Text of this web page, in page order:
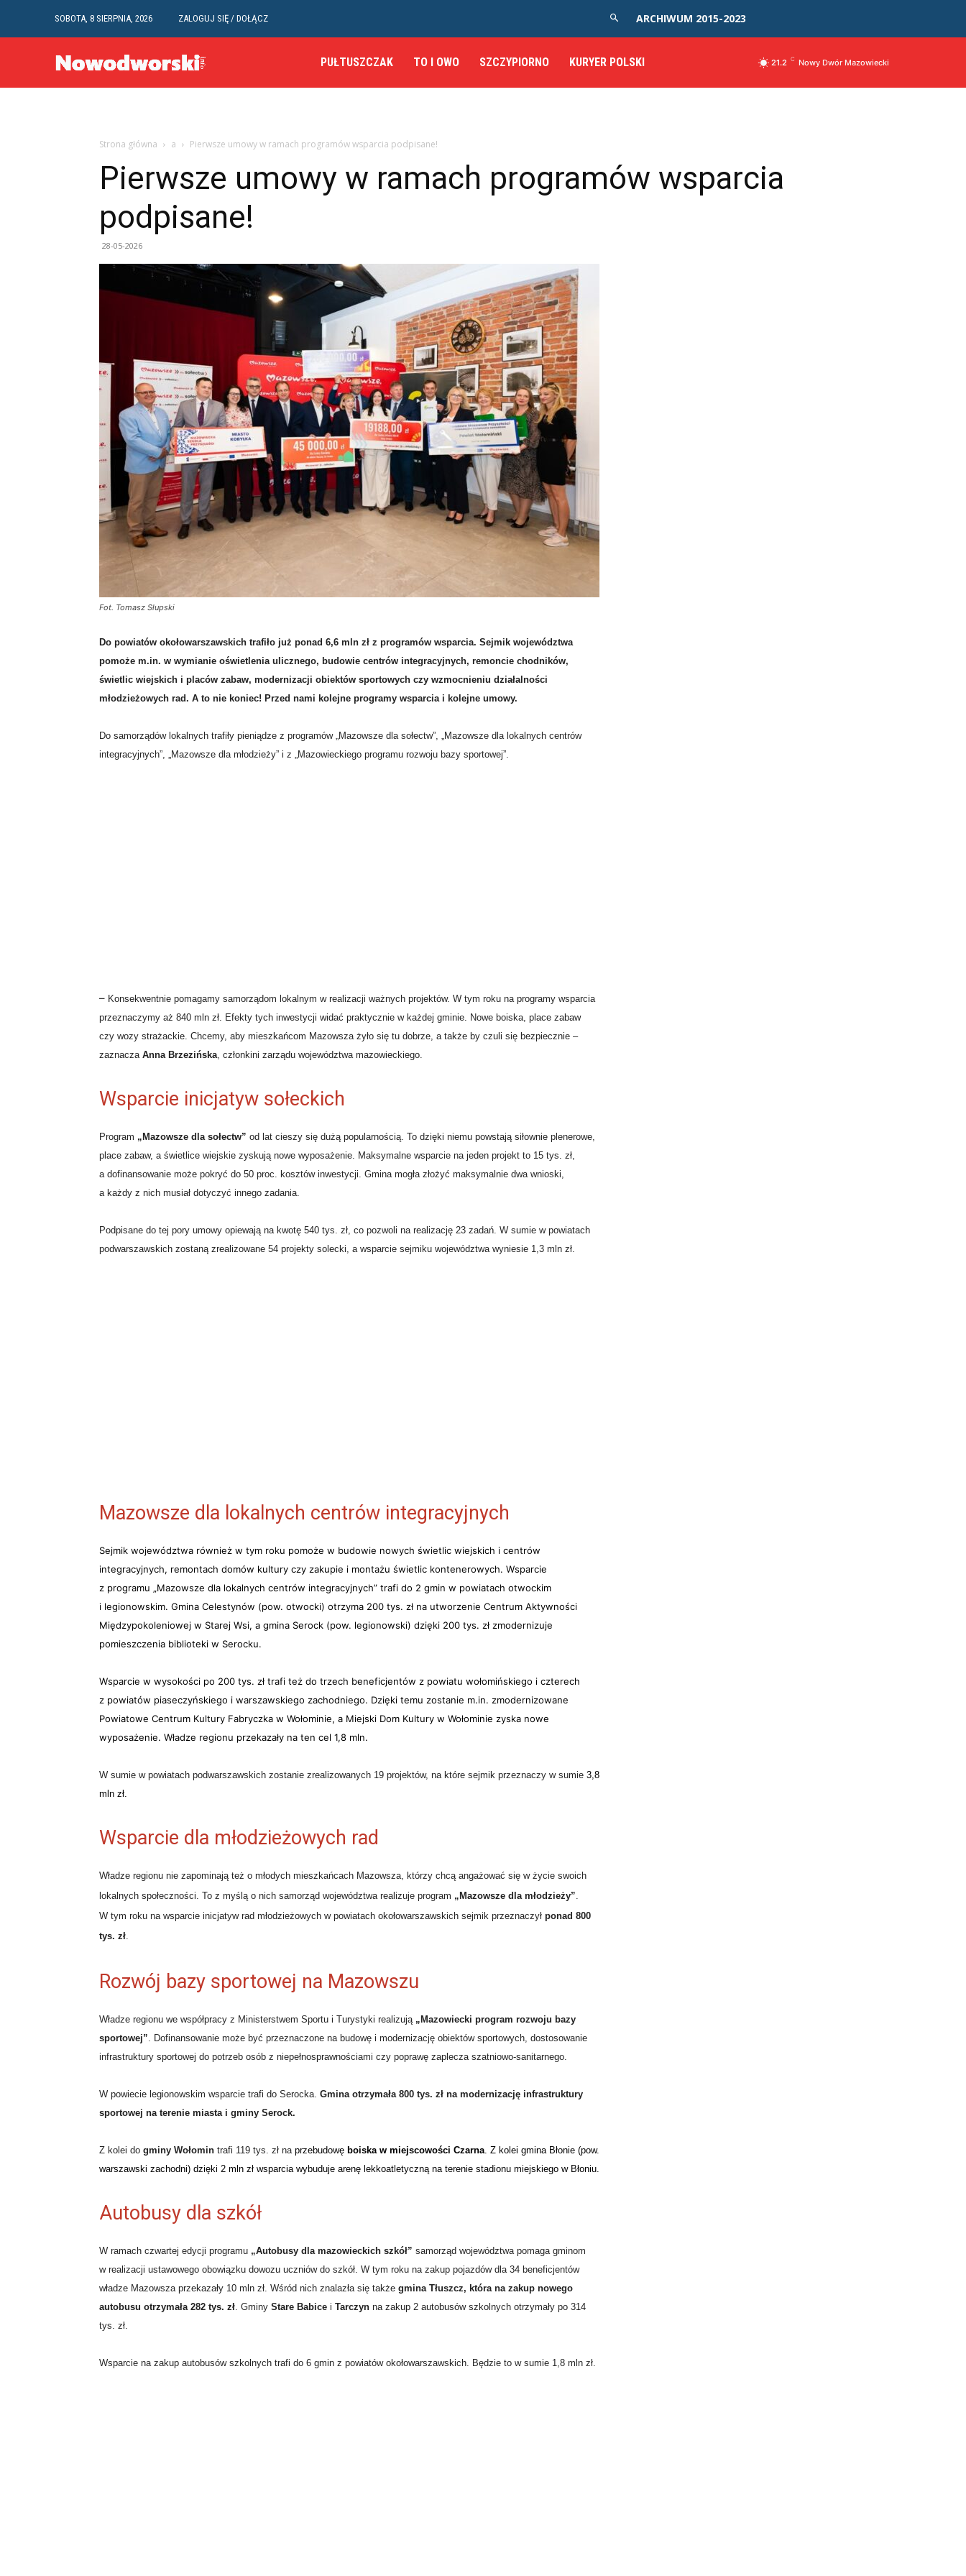
SOBOTA, 8 SIERPNIA, 2026 ZALOGUJ SIĘ / DOŁĄCZ ARCHIWUM 2015-2023
PUŁTUSZCZAK TO I OWO SZCZYPIORNO KURYER POLSKI 21.2 C Nowy Dwór Mazowiecki
Strona główna a Pierwsze umowy w ramach programów wsparcia podpisane!
Pierwsze umowy w ramach programów wsparcia
podpisane!
28-05-2026
Fot. Tomasz Słupski
Do powiatów okołowarszawskich trafiło już ponad 6,6 mln zł z programów wsparcia. Sejmik województwa
pomoże m.in. w wymianie oświetlenia ulicznego, budowie centrów integracyjnych, remoncie chodników,
świetlic wiejskich i placów zabaw, modernizacji obiektów sportowych czy wzmocnieniu działalności
młodzieżowych rad. A to nie koniec! Przed nami kolejne programy wsparcia i kolejne umowy.
Do samorządów lokalnych trafiły pieniądze z programów „Mazowsze dla sołectw”, „Mazowsze dla lokalnych centrów
integracyjnych”, „Mazowsze dla młodzieży” i z „Mazowieckiego programu rozwoju bazy sportowej”.
– Konsekwentnie pomagamy samorządom lokalnym w realizacji ważnych projektów. W tym roku na programy wsparcia
przeznaczymy aż 840 mln zł. Efekty tych inwestycji widać praktycznie w każdej gminie. Nowe boiska, place zabaw
czy wozy strażackie. Chcemy, aby mieszkańcom Mazowsza żyło się tu dobrze, a także by czuli się bezpiecznie –
zaznaczaAnna Brzezińska, członkini zarządu województwa mazowieckiego.
Wsparcie inicjatyw sołeckich
Program „Mazowsze dla sołectw” od lat cieszy się dużą popularnością. To dzięki niemu powstają siłownie plenerowe,
place zabaw, a świetlice wiejskie zyskują nowe wyposażenie. Maksymalne wsparcie na jeden projekt to 15 tys. zł,
a dofinansowanie może pokryć do 50 proc. kosztów inwestycji. Gmina mogła złożyć maksymalnie dwa wnioski,
a każdy z nich musiał dotyczyć innego zadania.
Podpisane do tej pory umowy opiewają na kwotę 540 tys. zł, co pozwoli na realizację 23 zadań. W sumie w powiatach
podwarszawskich zostaną zrealizowane 54 projekty solecki, a wsparcie sejmiku województwa wyniesie 1,3 mln zł.
Mazowsze dla lokalnych centrów integracyjnych
Sejmik województwa również w tym roku pomoże w budowie nowych świetlic wiejskich i centrów
integracyjnych, remontach domów kultury czy zakupie i montażu świetlic kontenerowych. Wsparcie
z programu „Mazowsze dla lokalnych centrów integracyjnych” trafi do 2 gmin w powiatach otwockim
i legionowskim. Gmina Celestynów (pow. otwocki) otrzyma 200 tys. zł na utworzenie Centrum Aktywności
Międzypokoleniowej w Starej Wsi, a gmina Serock (pow. legionowski) dzięki 200 tys. zł zmodernizuje
pomieszczenia biblioteki w Serocku.
Wsparcie w wysokości po 200 tys. zł trafi też do trzech beneficjentów z powiatu wołomińskiego i czterech
z powiatów piaseczyńskiego i warszawskiego zachodniego. Dzięki temu zostanie m.in. zmodernizowane
Powiatowe Centrum Kultury Fabryczka w Wołominie, a Miejski Dom Kultury w Wołominie zyska nowe
wyposażenie. Władze regionu przekazały na ten cel 1,8 mln.
W sumie w powiatach podwarszawskich zostanie zrealizowanych 19 projektów, na które sejmik przeznaczy w sumie 3,8
mln zł.
Wsparcie dla młodzieżowych rad
Władze regionu nie zapominają też o młodych mieszkańcach Mazowsza, którzy chcą angażować się w życie swoich
lokalnych społeczności. To z myślą o nich samorząd województwa realizuje program „Mazowsze dla młodzieży”.
W tym roku na wsparcie inicjatyw rad młodzieżowych w powiatach okołowarszawskich sejmik przeznaczył ponad 800
tys. zł.
Rozwój bazy sportowej na Mazowszu
Władze regionu we współpracy z Ministerstwem Sportu i Turystyki realizują „Mazowiecki program rozwoju bazy
sportowej”. Dofinansowanie może być przeznaczone na budowę i modernizację obiektów sportowych, dostosowanie
infrastruktury sportowej do potrzeb osób z niepełnosprawnościami czy poprawę zaplecza szatniowo-sanitarnego.
W powiecie legionowskim wsparcie trafi do Serocka. Gmina otrzymała 800 tys. zł na modernizację infrastruktury
sportowej na terenie miasta i gminy Serock.
Z kolei do gminy Wołomin trafi 119 tys. zł na przebudowę boiska w miejscowości Czarna. Z kolei gmina Błonie (pow.
warszawski zachodni) dzięki 2 mln zł wsparcia wybuduje arenę lekkoatletyczną na terenie stadionu miejskiego w Błoniu.
Autobusy dla szkół
W ramach czwartej edycji programu „Autobusy dla mazowieckich szkół” samorząd województwa pomaga gminom
w realizacji ustawowego obowiązku dowozu uczniów do szkół. W tym roku na zakup pojazdów dla 34 beneficjentów
władze Mazowsza przekazały 10 mln zł. Wśród nich znalazła się także gmina Tłuszcz, która na zakup nowego
autobusu otrzymała 282 tys. zł. Gminy Stare Babice i Tarczyn na zakup 2 autobusów szkolnych otrzymały po 314
tys. zł.
Wsparcie na zakup autobusów szkolnych trafi do 6 gmin z powiatów okołowarszawskich. Będzie to w sumie 1,8 mln zł.